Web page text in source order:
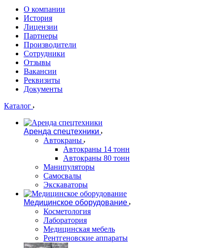
О компании
История
Лицензии
Партнеры
Производители
Сотрудники
Отзывы
Вакансии
Реквизиты
Документы
Каталог
Аренда спецтехники
Автокраны
Автокраны 14 тонн
Автокраны 80 тонн
Манипуляторы
Самосвалы
Экскаваторы
Медицинское оборудование
Косметология
Лаборатория
Медицинская мебель
Рентгеновские аппараты